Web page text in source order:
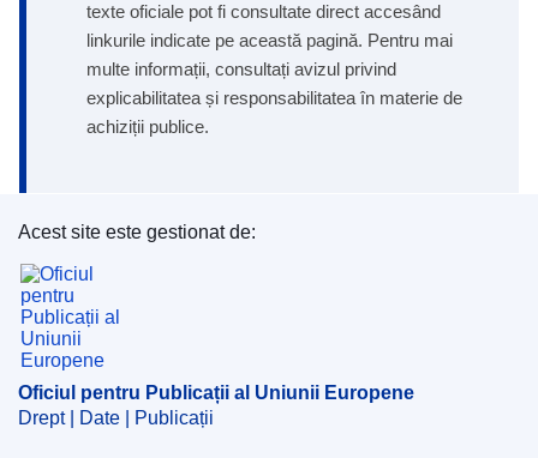
texte oficiale pot fi consultate direct accesând
linkurile indicate pe această pagină. Pentru mai
multe informații, consultați avizul privind
explicabilitatea și responsabilitatea în materie de
achiziții publice.
Oficiul pentru Publicații al Uniunii Europene
Acest site este gestionat de:
Oficiul pentru Publicații al Uniunii Europene
Drept | Date | Publicații